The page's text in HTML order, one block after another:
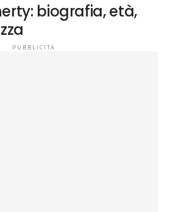
biografia, età,